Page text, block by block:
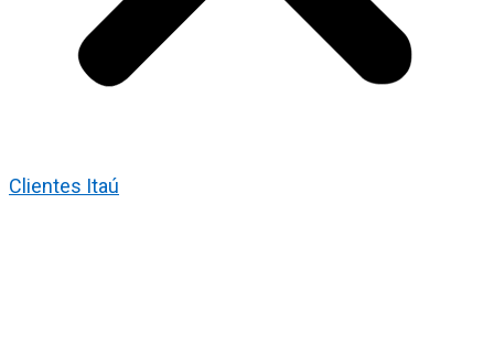
Clientes Itaú